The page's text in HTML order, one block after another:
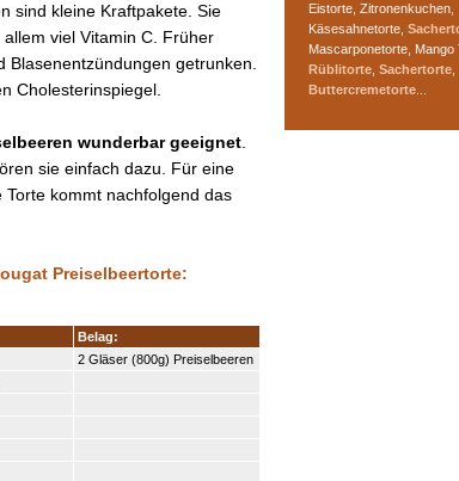
sind kleine Kraftpakete. Sie
viel Vitamin C. Früher
Blasenentzündungen getrunken.
Cholesterinspiegel.
wunderbar geeignet.
sie einfach dazu. Für eine
kommt nachfolgend das
Preiselbeertorte:
Belag:
2 Gläser (800g) Preiselbeeren
Eistorte, Zitronenkuchen,
Käsesahnetorte,
Mascarponetorte, Mango
Rüblitorte Sachertorte
Buttercremetorte